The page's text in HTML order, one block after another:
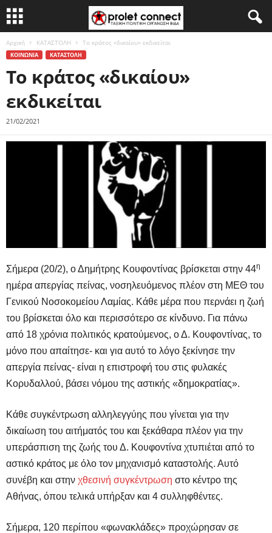
Αρχική ΚΑΤΑΣΤΟΛΗ Το κράτος «δικαίου» εκδικείται
ΚΟΙΝΩΝΙΑ ΚΑΤΑΣΤΟΛΗ
Το κράτος «δικαίου»
εκδικείται
21/02/2021
Σήμερα (20/2), ο Δημήτρης Κουφοντίνας βρίσκεται στην 44η
ημέρα απεργίας πείνας, νοσηλευόμενος πλέον στη ΜΕΘ του
Γενικού Νοσοκομείου Λαμίας. Κάθε μέρα που περνάει η ζωή
του βρίσκεται όλο και περισσότερο σε κίνδυνο. Για πάνω
από 18 χρόνια πολιτικός κρατούμενος, ο Δ. Κουφοντίνας, το
μόνο που απαίτησε- και για αυτό το λόγο ξεκίνησε την
απεργία πείνας- είναι η επιστροφή του στις φυλακές
Κορυδαλλού, βάσει νόμου της αστικής «δημοκρατίας».
Κάθε συγκέντρωση αλληλεγγύης που γίνεται για την
δικαίωση του αιτήματός του και ξεκάθαρα πλέον για την
υπεράσπιση της ζωής του Δ. Κουφοντίνα χτυπιέται από το
αστικό κράτος με όλο τον μηχανισμό καταστολής. Αυτό
συνέβη και στην χθεσινή συγκέντρωση στο κέντρο της
Αθήνας, όπου τελικά υπήρξαν και 4 συλληφθέντες.
Σήμερα, 120 περίπου «φωνακλάδες» προχώρησαν σε